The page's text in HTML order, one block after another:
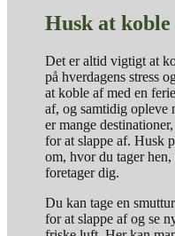
Husk at koble
Det er altid vigtigt at
på hverdagens stress
at koble af med en
af, og samtidig opleve
er mange
for at slappe af. Husk
om, hvor du tager
foretager dig.
Du kan tage en
for at slappe af og se